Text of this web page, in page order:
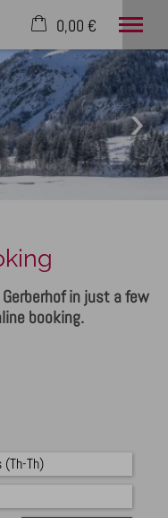
0,00 €
×
in just a few
booking.
Th)